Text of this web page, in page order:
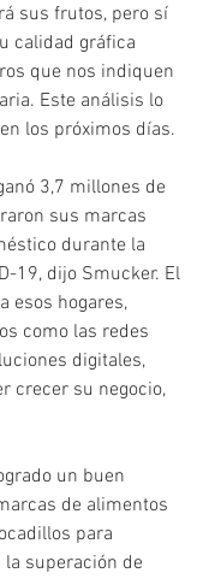
sus frutos, pero sí
calidad gráfica
que nos indiquen
Este análisis lo
los próximos días.
3,7 millones de
sus marcas
durante la
19, dijo Smucker. El
esos hogares,
como las redes
digitales,
crecer su negocio,
un buen
de alimentos
para
superación de